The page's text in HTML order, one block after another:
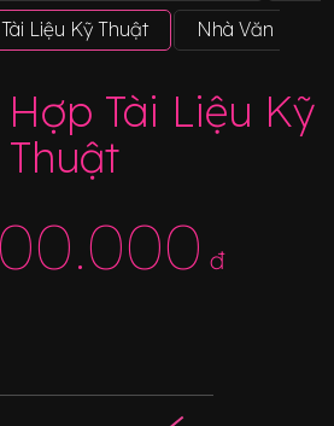
Liệu Kỹ Thuật Nhà Văn Báo
Tài Liệu Kỹ
Thuật
đ